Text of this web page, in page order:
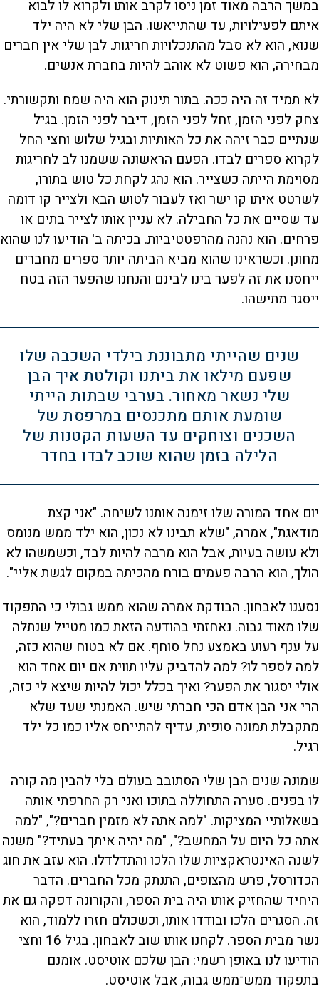
במשך הרבה מאוד זמן ניסו לקרב אותו ולקרוא לו לבוא
איתם לפעילויות, עד שהתייאשו. הבן שלי לא היה ילד
שנוא, הוא לא סבל מהתנכלויות חריגות. לבן שלי אין חברים
מבחירה, הוא פשוט לא אוהב להיות בחברת אנשים.
לא תמיד זה היה ככה. בתור תינוק הוא היה שמח ותקשורתי.
צחק לפני הזמן, זחל לפני הזמן, דיבר לפני הזמן. בגיל
שנתיים כבר זיהה את כל האותיות ובגיל שלוש וחצי החל
לקרוא ספרים לבדו. הפעם הראשונה ששמנו לב לחריגות
מסוימת הייתה כשצייר. הוא נהג לקחת כל טוש בתורו,
לשרטט איתו קו ישר ואז לעבור לטוש הבא ולצייר קו דומה
עד שסיים את כל החבילה. לא עניין אותו לצייר בתים או
פרחים. הוא נהנה מהרפטטיביות. בכיתה ב' הודיעו לנו שהוא
מחונן. וכשראינו שהוא מביא הביתה יותר ספרים מחברים
ייחסנו את זה לפער בינו לבינם והנחנו שהפער הזה בטח
ייסגר מתישהו.
שנים שהייתי מתבוננת בילדי השכבה שלו
שפעם מילאו את ביתנו וקולטת איך הבן
שלי נשאר מאחור. בערבי שבתות הייתי
שומעת אותם מתכנסים במרפסת של
השכנים וצוחקים עד השעות הקטנות של
הלילה בזמן שהוא שוכב לבדו בחדר
יום אחד המורה שלו זימנה אותנו לשיחה. "אני קצת
מודאגת", אמרה, "שלא תבינו לא נכון, הוא ילד ממש מנומס
ולא עושה בעיות, אבל הוא מרבה להיות לבד, וכשמשהו לא
הולך, הוא הרבה פעמים בורח מהכיתה במקום לגשת אליי".
נסענו לאבחון. הבודקת אמרה שהוא ממש גבולי כי התפקוד
שלו מאוד גבוה. נאחזתי בהודעה הזאת כמו מטייל שנתלה
על ענף רעוע באמצע נחל סוחף. אם לא בטוח שהוא כזה,
למה לספר לו? למה להדביק עליו תווית אם יום אחד הוא
אולי יסגור את הפער? ואיך בכלל יכול להיות שיצא לי כזה,
הרי אני הבן אדם הכי חברתי שיש. האמנתי שעד שלא
מתקבלת תמונה סופית, עדיף להתייחס אליו כמו כל ילד
רגיל.
שמונה שנים הבן שלי הסתובב בעולם בלי להבין מה קורה
לו בפנים. סערה התחוללה בתוכו ואני רק החרפתי אותה
בשאלותיי המציקות. "למה אתה לא מזמין חברים?", "למה
אתה כל היום על המחשב?", "מה יהיה איתך בעתיד?" משנה
לשנה האינטראקציות שלו הלכו והתדלדלו. הוא עזב את חוג
הכדורסל, פרש מהצופים, התנתק מכל החברים. הדבר
היחיד שהחזיק אותו היה בית הספר, והקורונה דפקה גם את
זה. הסגרים הלכו ובודדו אותו, וכשכולם חזרו ללמוד, הוא
נשר מבית הספר. לקחנו אותו שוב לאבחון. בגיל 16 וחצי
הודיעו לנו באופן רשמי: הבן שלכם אוטיסט. אומנם
בתפקוד ממש־ממש גבוה, אבל אוטיסט.